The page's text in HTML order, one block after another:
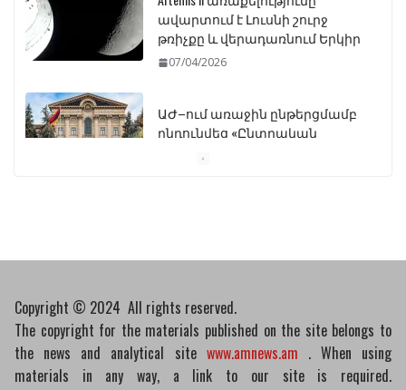
ավարտում է Լուսնի շուրջ
թռիչքը և վերադառնում Երկիր
07/04/2026
ԱԺ–ում առաջին ընթերցմամբ
ընդունվեց «Ընտրական
կբողոքարկի Գարեգին
սահմանափակման
վերացման որոշումը
13/04/2026
Copyright © 2024 All rights reserved.
The copyright for the materials published on the site belongs to
the news and analytical site www.amnews.am . When using
materials in any way, a link to our site is required.